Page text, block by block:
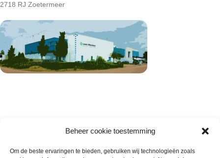
Beheer cookie toestemming
Om de beste ervaringen te bieden, gebruiken wij technologieën zoals
2718 RJ Zoetermeer